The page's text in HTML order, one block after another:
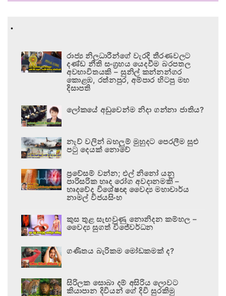
.
රාජ්‍ය නිලධාරීන්ගේ වැරදි තීරණවලට
දණ්ඩ නීති සංග්‍රහය යෙදවීම බරපතල
අවභාවිතයකි – සුනිල් කන්නන්ගර
කොළඹ, රත්නපුර, අම්පාර හිටපු මහ
දිසාපති
ලෝකයේ අඩුවෙන්ම නිදා ගන්නා ජාතිය?
නැව් වලින් බහලුම් මුහුදට පෙරලීම සුළු
පටු දෙයක් නොවේ
ප්‍රවේසම් වන්න; එල් නිනෝ යනු
පාරිසරික හෘද රෝග අවදානමකි –
හෘදවේද විශේෂඥ වෛද්‍ය මහාචාර්ය
නාමල් විජයසිංහ
කුස තුළ සැඟවුණු නොනිදන කම්හල –
වෛද්‍ය සුගත් විජේවර්ධන
ගණිතය බැරිකම මෝඩකමක් ද?
සිරිලක සොබා දම් අසිරිය ලොවට
කියාපාන දිවියන් ගේ දිවි සුරකිමු